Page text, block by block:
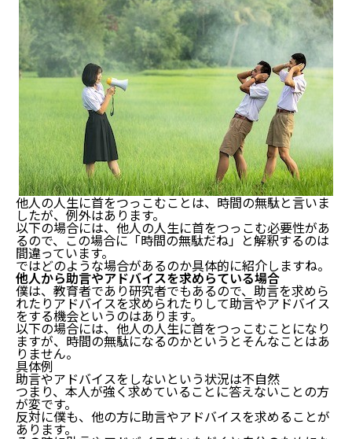
他人の人生に首をつっこむことは、時間の無駄と言いま
したが、例外はあります。
以下の場合には、他人の人生に首をつっこむ必要性があ
るので、この場合に「時間の無駄だね」と解釈するのは
間違っています。
ではどのような場合があるのか具体的に紹介しますね。
他人から助言やアドバイスを求めらている場合
僕は、教育者であり研究者でもあるので、助言を求めら
れたりアドバイスを求められたりして助言やアドバイス
をする機会というのはあります。
以下の場合には、他人の人生に首をつっこむことになり
ますが、時間の無駄になるのかというとそんなことはあ
りません。
具体例
助言やアドバイスをしないという状況は不自然
つまり、本人が強く求めていることに答えないことの方
が変です。
反対に僕も、他の方に助言やアドバイスを求めることが
あります。